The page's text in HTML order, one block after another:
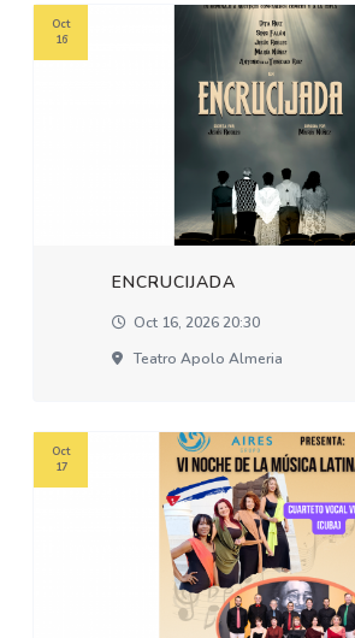
ENCRUCIJADA
Oct 16, 2026 20:30
Teatro Apolo Almeria
Oct
16
Oct
17